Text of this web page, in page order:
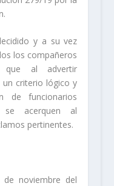
y a su vez
los compañeros
que al advertir
un criterio lógico y
de funcionarios
se acerquen al
pertinentes.
noviembre del